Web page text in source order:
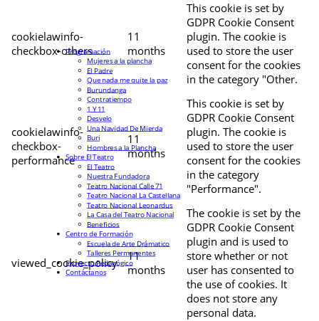
cookielawinfo-
checkbox-others
11
months
This cookie is set by
GDPR Cookie Consent
plugin. The cookie is
used to store the user
consent for the cookies
in the category "Other.
cookielawinfo-
checkbox-
performance
11
months
This cookie is set by
GDPR Cookie Consent
plugin. The cookie is
used to store the user
consent for the cookies
in the category
"Performance".
viewed_cookie_policy
11
months
The cookie is set by the
GDPR Cookie Consent
plugin and is used to
store whether or not
user has consented to
the use of cookies. It
does not store any
personal data.
Programación
Mujeres a la plancha
El Padre
Que nada me quite la paz
Burundanga
Contratiempo
1 Y 11
Desvelo
Una Navidad De Mierda
Buri
Hombres a la Plancha
Sobre El Teatro
El Teatro
Nuestra Fundadora
Teatro Nacional Calle 71
Teatro Nacional La Castellana
Teatro Nacional Leonardus
La Casa del Teatro Nacional
Beneficios
Centro de Formación
Escuela de Arte Drámatico
Talleres Permanentes
Proyecto Pedagógico
Contáctanos